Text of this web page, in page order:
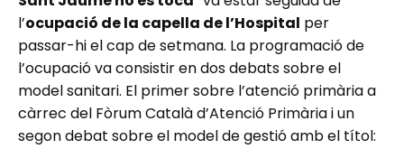
l’ocupació de la capella de l’Hospital per
passar-hi el cap de setmana. La programació de
l’ocupació va consistir en dos debats sobre el
model sanitari. El primer sobre l’atenció primària a
càrrec del Fòrum Català d’Atenció Primària i un
segon debat sobre el model de gestió amb el títol: